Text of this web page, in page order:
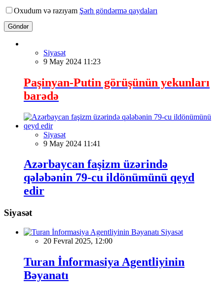
Oxudum və razıyam Şərh göndərmə qaydaları
Göndər
Siyasət
9 May 2024 11:23
Paşinyan-Putin görüşünün yekunları
barədə
Siyasət
9 May 2024 11:41
Azərbaycan faşizm üzərində
qələbənin 79-cu ildönümünü qeyd
edir
Siyasət
Siyasət
20 Fevral 2025, 12:00
Turan İnformasiya Agentliyinin
Bəyanatı